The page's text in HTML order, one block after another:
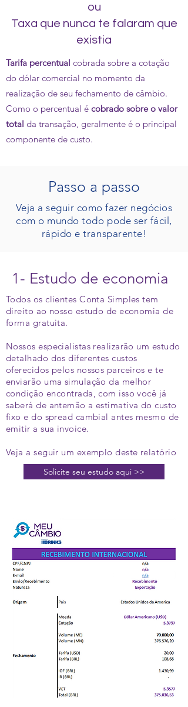
ou
Taxa que nunca te falaram que
existia
Tarifa percentual cobrada sobre a cotação
do dólar comercial no momento da
realização de seu fechamento de câmbio.
Como o percentual é cobrado sobre o valor
total da transação, geralmente é o principal
componente de custo.
Passo a passo
Veja a seguir como fazer negócios
com o mundo todo pode ser fácil,
rápido e transparente!
1- Estudo de economia
Todos os clientes Conta Simples tem
direito ao nosso estudo de economia de
forma gratuita.
Nossos especialistas realizarão um estudo
detalhado dos diferentes custos
oferecidos pelos nossos parceiros e te
enviarão uma simulação da melhor
condição encontrada, com isso você já
saberá de antemão a estimativa do custo
fixo e do spread cambial antes mesmo de
emitir a sua invoice.
Veja a seguir um exemplo deste relatório
Solicite seu estudo aqui >>